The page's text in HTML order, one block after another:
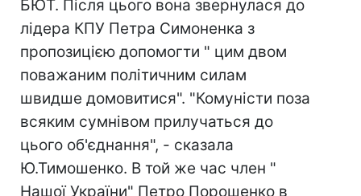
БЮТ. Після цього вона звернулася до
лідера КПУ Петра Симоненка з
пропозицією допомогти " цим двом
поважаним політичним силам
швидше домовитися". "Комуністи поза
всяким сумнівом прилучаться до
цього об'єднання", - сказала
Ю.Тимошенко. В той же час член "
Нашої України" Петро Порошенко в